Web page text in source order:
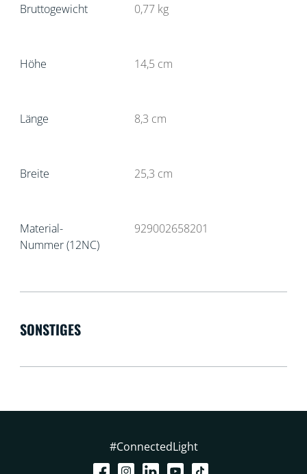
Bruttogewicht 0,77 kg
Höhe 14,5 cm
Länge 8,3 cm
Breite 25,3 cm
Material-
Nummer (12NC)
929002658201
SONSTIGES
#ConnectedLight